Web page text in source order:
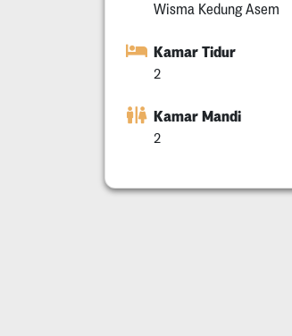
Wisma Kedung Asem
Kamar Tidur
2
Kamar Mandi
2